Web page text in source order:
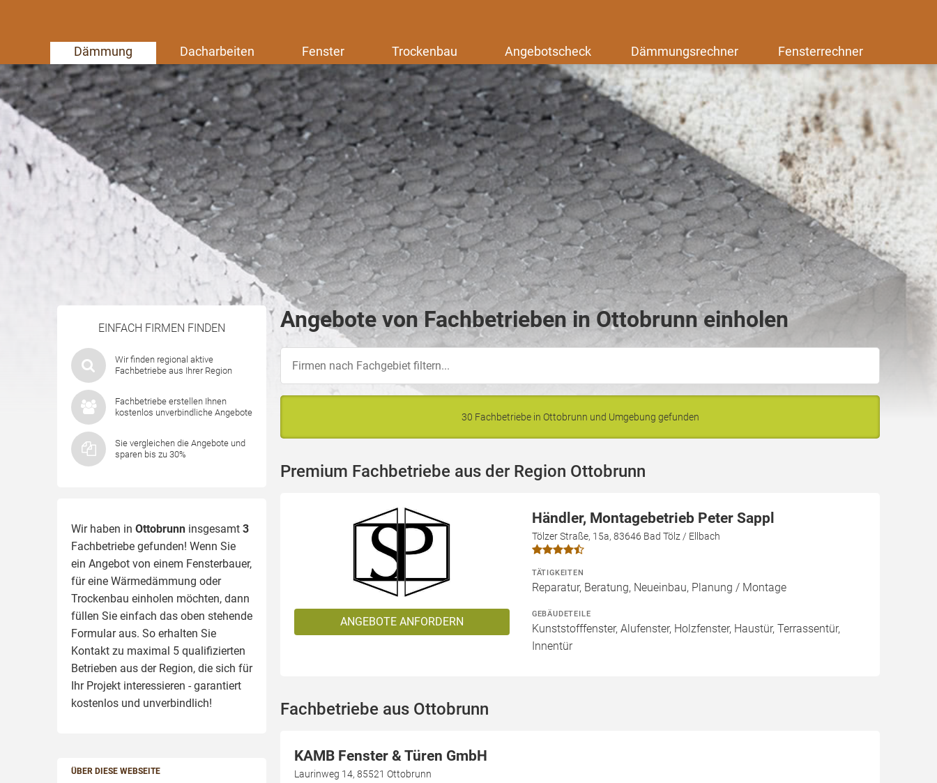
Dämmung Dacharbeiten Fenster Trockenbau Angebotscheck Dämmungsrechner Fensterrechner
EINFACH FIRMEN FINDEN
Wir finden regional aktive
Fachbetriebe aus Ihrer Region
Fachbetriebe erstellen Ihnen
kostenlos unverbindliche Angebote
Sie vergleichen die Angebote und
sparen bis zu 30%
Wir haben in Ottobrunn insgesamt 3
Fachbetriebe gefunden! Wenn Sie
ein Angebot von einem Fensterbauer,
für eine Wärmedämmung oder
Trockenbau einholen möchten, dann
füllen Sie einfach das oben stehende
Formular aus. So erhalten Sie
Kontakt zu maximal 5 qualifizierten
Betrieben aus der Region, die sich für
Ihr Projekt interessieren - garantiert
kostenlos und unverbindlich!
ÜBER DIESE WEBSEITE
Angebote von Fachbetrieben in Ottobrunn einholen
30 Fachbetriebe in Ottobrunn und Umgebung gefunden
Premium Fachbetriebe aus der Region Ottobrunn
ANGEBOTE ANFORDERN
Händler, Montagebetrieb Peter Sappl
Tölzer Straße, 15a, 83646 Bad Tölz / Ellbach
TÄTIGKEITEN
Reparatur, Beratung, Neueinbau, Planung / Montage
GEBÄUDETEILE
Kunststofffenster, Alufenster, Holzfenster, Haustür, Terrassentür,
Innentür
Fachbetriebe aus Ottobrunn
KAMB Fenster & Türen GmbH
Laurinweg 14, 85521 Ottobrunn